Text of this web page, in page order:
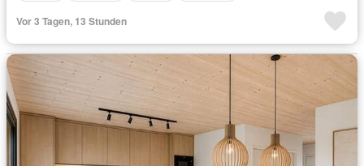
Vor 3 Tagen, 13 Stunden